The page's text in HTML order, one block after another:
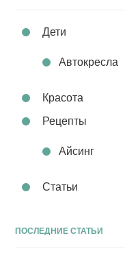
Дети
Автокресла
Красота
Рецепты
Айсинг
Статьи
ПОСЛЕДНИЕ СТАТЬИ